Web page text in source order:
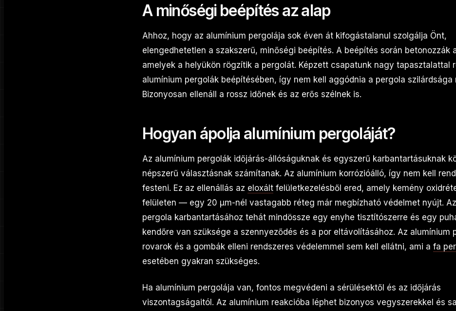
A minőségi beépítés az alap
Ahhoz, hogy az alumínium pergolája sok éven át kifogástalanul szolgálja Önt,
elengedhetetlen a szakszerű, minőségi beépítés. A beépítés során betonozzák
amelyek a helyükön rögzítik a pergolát. Képzett csapatunk nagy tapasztalattal
alumínium pergolák beépítésében, így nem kell aggódnia a pergola szilárdsága
Bizonyosan ellenáll a rossz időnek és az erős szélnek is.
Hogyan ápolja alumínium pergoláját?
Az alumínium pergolák időjárás-állóságuknak és egyszerű karbantartásuknak
népszerű választásnak számítanak. Az alumínium korrózióálló, így nem kell
festeni. Ez az ellenállás az eloxált felületkezelésből ered, amely kemény
felületen — egy 20 μm-nél vastagabb réteg már megbízható védelmet nyújt.
pergola karbantartásához tehát mindössze egy enyhe tisztítószerre és egy
kendőre van szüksége a szennyeződés és a por eltávolításához. Az alumínium
rovarok és a gombák elleni rendszeres védelemmel sem kell ellátni, ami a fa
esetében gyakran szükséges.
Ha alumínium pergolája van, fontos megvédeni a sérülésektől és az időjárás
viszontagságaitól. Az alumínium reakcióba léphet bizonyos vegyszerekkel és